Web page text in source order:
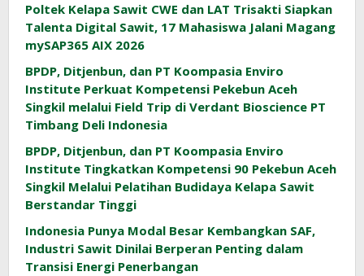
Poltek Kelapa Sawit CWE dan LAT Trisakti Siapkan
Talenta Digital Sawit, 17 Mahasiswa Jalani Magang
mySAP365 AIX 2026
BPDP, Ditjenbun, dan PT Koompasia Enviro
Institute Perkuat Kompetensi Pekebun Aceh
Singkil melalui Field Trip di Verdant Bioscience PT
Timbang Deli Indonesia
BPDP, Ditjenbun, dan PT Koompasia Enviro
Institute Tingkatkan Kompetensi 90 Pekebun Aceh
Singkil Melalui Pelatihan Budidaya Kelapa Sawit
Berstandar Tinggi
Indonesia Punya Modal Besar Kembangkan SAF,
Industri Sawit Dinilai Berperan Penting dalam
Transisi Energi Penerbangan